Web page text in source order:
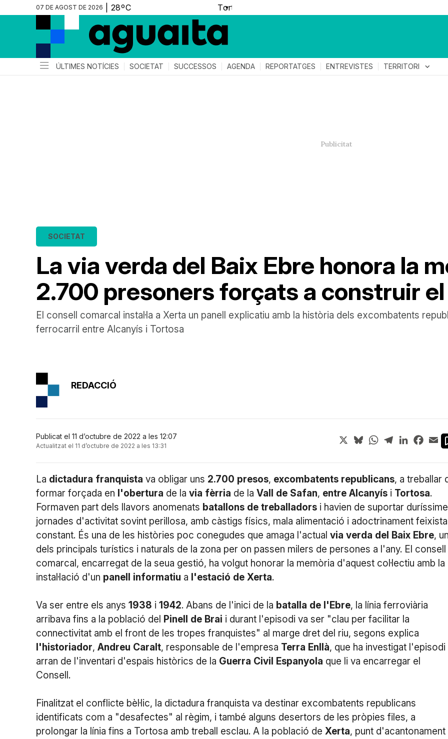
07 DE AGOST DE 2026 ▼
ÚLTIMES NOTÍCIES SOCIETAT SUCCESSOS AGENDA REPORTATGES ENTREVISTES TERRITORI expand_more
La via verda del Baix Ebre honora la
2.700 presoners forçats a construir
SOCIETAT
El consell comarcal instal·la a Xerta un panell explicatiu amb la història dels excombatents
ferrocarril entre Alcanyís i Tortosa
REDACCIÓ
Publicat el 11 d’octubre de 2022 a les 12:07
Actualitzat el 11 d’octubre de 2022 a les 13:31
X BlueskyWhatsApp
TelegramLinkedIn
La dictadura franquista va obligar uns 2.700 presos, excombatents republicans, a treballar
formar forçada en l'obertura de la via fèrria de la Vall de Safan, entre Alcanyís i Tortosa.
Formaven part dels llavors anomenats batallons de treballadors i havien de suportar
jornades d'activitat sovint perillosa, amb càstigs físics, mala alimentació i adoctrinament feixista
constant. És una de les històries poc conegudes que amaga l'actual via verda del Baix Ebre,
dels principals turístics i naturals de la zona per on passen milers de persones a l'any. El consell
comarcal, encarregat de la seua gestió, ha volgut honorar la memòria d'aquest col·lectiu amb la
instal·lació d'un panell informatiu a l'estació de Xerta.
Va ser entre els anys 1938 i 1942. Abans de l'inici de la batalla de l'Ebre, la línia ferroviària
arribava fins a la població del Pinell de Brai i durant l'episodi va ser "clau per facilitar la
connectivitat amb el front de les tropes franquistes" al marge dret del riu, segons explica
l'historiador, Andreu Caralt, responsable de l'empresa Terra Enllà, que ha investigat l'episodi
arran de l'inventari d'espais històrics de la Guerra Civil Espanyola que li va encarregar el
Consell.
Finalitzat el conflicte bèl·lic, la dictadura franquista va destinar excombatents republicans
identificats com a "desafectes" al règim, i també alguns desertors de les pròpies files, a
prolongar la línia fins a Tortosa amb treball esclau. A la població de Xerta, punt d'acantonament